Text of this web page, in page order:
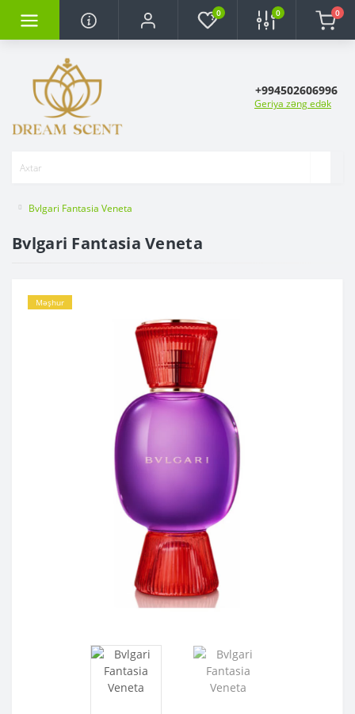
0 0 0
+994502606996
Geriya zəng edək
Bvlgari Fantasia Veneta
Bvlgari Fantasia Veneta
Məşhur